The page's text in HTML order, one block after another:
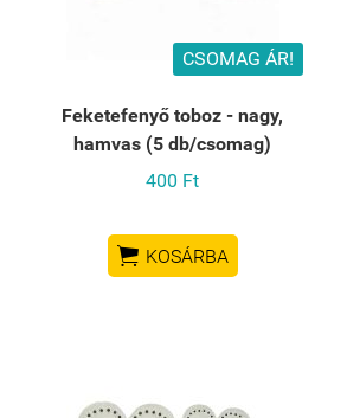
CSOMAG ÁR!
Feketefenyő toboz - nagy,
hamvas (5 db/csomag)
400 Ft
 KOSÁRBA